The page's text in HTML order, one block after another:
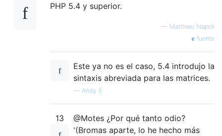
PHP 5.4 y superior.
— Matthieu Napoli
fuente
Este ya no es el caso, 5.4 introdujo la
sintaxis abreviada para las matrices.
— Andy E
13
@Motes ¿Por qué tanto odio?
'(Bromas aparte, lo he hecho más